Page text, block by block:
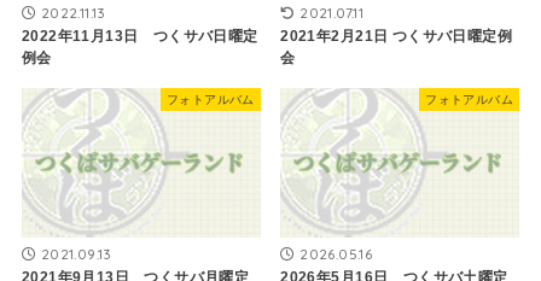
2022.11.13
2022年11月13日 つくサバ日曜定
例会
2021.07.11
2021年2月21日 ​つくサバ日曜定例
会
フォトアルバム
2021.09.13
2021年9月13日 つくサバ月曜定
フォトアルバム
2026.05.16
2026年5月16日 つくサバ土曜定